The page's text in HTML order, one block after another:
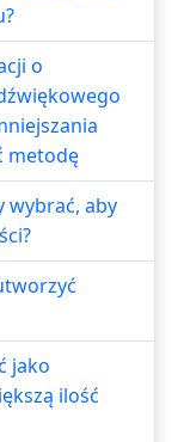
o
metodę
wybrać, aby
jako
ilość